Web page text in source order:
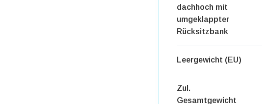
dachhoch mit
umgeklappter
Rücksitzbank
Leergewicht (EU)
Zul.
Gesamtgewicht